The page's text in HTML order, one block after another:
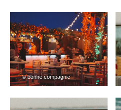
– © bonne compagnie